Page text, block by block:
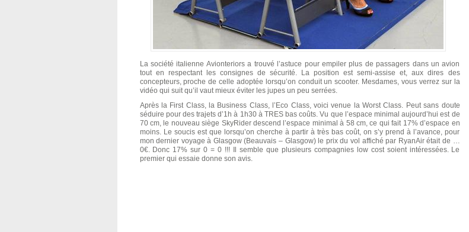
La société italienne Avionteriors a trouvé l’astuce pour empiler plus de passagers dans un avion
tout en respectant les consignes de sécurité. La position est semi-assise et, aux dires des
concepteurs, proche de celle adoptée lorsqu’on conduit un scooter. Mesdames, vous verrez sur la
vidéo qui suit qu’il vaut mieux éviter les jupes un peu serrées.
Après la First Class, la Business Class, l’Eco Class, voici venue la Worst Class. Peut sans doute
séduire pour des trajets d’1h à 1h30 à TRES bas coûts. Vu que l’espace minimal aujourd’hui est de
70 cm, le nouveau siège SkyRider descend l’espace minimal à 58 cm, ce qui fait 17% d’espace en
moins. Le soucis est que lorsqu’on cherche à partir à très bas coût, on s’y prend à l’avance, pour
mon dernier voyage à Glasgow (Beauvais – Glasgow) le prix du vol affiché par RyanAir était de …
0€. Donc 17% sur 0 = 0 !!! Il semble que plusieurs compagnies low cost soient intéressées. Le
premier qui essaie donne son avis.